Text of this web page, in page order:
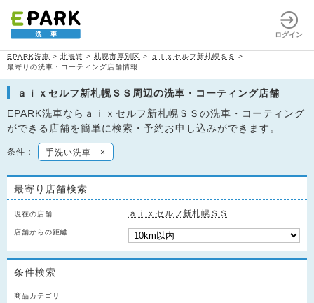
ログイン
EPARK洗車 > 北海道 > 札幌市厚別区 > ａｉｘセルフ新札幌ＳＳ
>
最寄りの洗車・コーティング店舗情報
ａｉｘセルフ新札幌ＳＳ周辺の洗車・コーティング店舗
EPARK洗車ならａｉｘセルフ新札幌ＳＳの洗車・コーティング
ができる店舗を簡単に検索・予約お申し込みができます。
条件： 手洗い洗車 ×
最寄り店舗検索
現在の店舗 ａｉｘセルフ新札幌ＳＳ
店舗からの距離
条件検索
商品カテゴリ